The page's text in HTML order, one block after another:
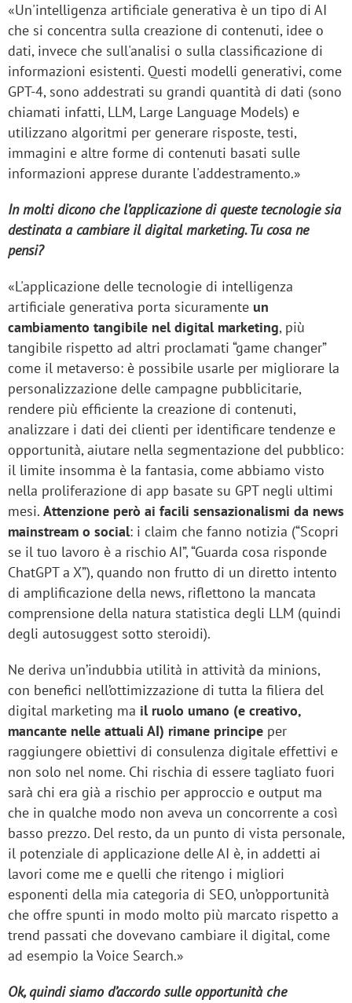
«Un'intelligenza artificiale generativa è un tipo di AI
che si concentra sulla creazione di contenuti, idee o
dati, invece che sull'analisi o sulla classificazione di
informazioni esistenti. Questi modelli generativi, come
GPT-4, sono addestrati su grandi quantità di dati (sono
chiamati infatti, LLM, Large Language Models) e
utilizzano algoritmi per generare risposte, testi,
immagini e altre forme di contenuti basati sulle
informazioni apprese durante l'addestramento.»
In molti dicono che l’applicazione di queste tecnologie sia
destinata a cambiare il digital marketing. Tu cosa ne
pensi?
«L'applicazione delle tecnologie di intelligenza
artificiale generativa porta sicuramente un
cambiamento tangibile nel digital marketing, più
tangibile rispetto ad altri proclamati “game changer”
come il metaverso: è possibile usarle per migliorare la
personalizzazione delle campagne pubblicitarie,
rendere più efficiente la creazione di contenuti,
analizzare i dati dei clienti per identificare tendenze e
opportunità, aiutare nella segmentazione del pubblico:
il limite insomma è la fantasia, come abbiamo visto
nella proliferazione di app basate su GPT negli ultimi
mesi. Attenzione però ai facili sensazionalismi da news
mainstream o social: i claim che fanno notizia (“Scopri
se il tuo lavoro è a rischio AI”, “Guarda cosa risponde
ChatGPT a X”), quando non frutto di un diretto intento
di amplificazione della news, riflettono la mancata
comprensione della natura statistica degli LLM (quindi
degli autosuggest sotto steroidi).
Ne deriva un’indubbia utilità in attività da minions,
con benefici nell’ottimizzazione di tutta la filiera del
digital marketing ma il ruolo umano (e creativo,
mancante nelle attuali AI) rimane principe per
raggiungere obiettivi di consulenza digitale effettivi e
non solo nel nome. Chi rischia di essere tagliato fuori
sarà chi era già a rischio per approccio e output ma
che in qualche modo non aveva un concorrente a così
basso prezzo. Del resto, da un punto di vista personale,
il potenziale di applicazione delle AI è, in addetti ai
lavori come me e quelli che ritengo i migliori
esponenti della mia categoria di SEO, un’opportunità
che offre spunti in modo molto più marcato rispetto a
trend passati che dovevano cambiare il digital, come
ad esempio la Voice Search.»
Ok, quindi siamo d’accordo sulle opportunità che